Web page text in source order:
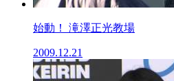
始動！ 滝澤正光教場
2009.12.21